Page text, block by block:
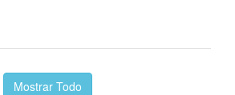
Mostrar Todo